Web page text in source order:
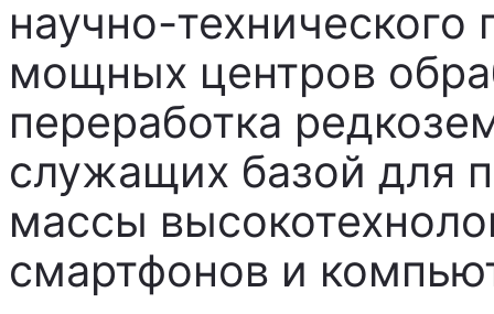
научно-технического
мощных центров
переработка
служащих базой для
массы
смартфонов и